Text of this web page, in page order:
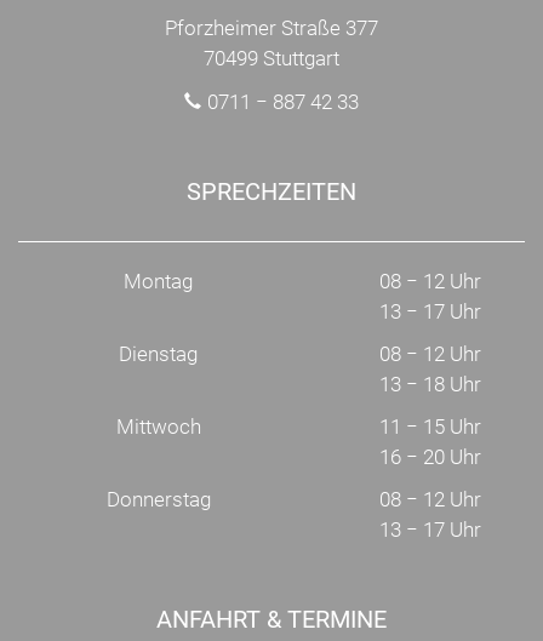
Pforzheimer Straße 377
70499 Stuttgart
0711 − 887 42 33
SPRECHZEITEN
Montag
08 − 12 Uhr
13 − 17 Uhr
Dienstag
08 − 12 Uhr
13 − 18 Uhr
Mittwoch
11 − 15 Uhr
16 − 20 Uhr
Donnerstag
08 − 12 Uhr
13 − 17 Uhr
ANFAHRT & TERMINE